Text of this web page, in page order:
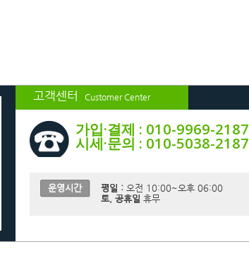
고객센터 Customer Center
가입·결제 : 010-9969-2187
시세·문의 : 010-5038-2187
운영시간 평일 :오전 10:00~오후 06:00
토, 공휴일 휴무